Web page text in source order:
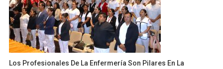
Los Profesionales De La Enfermería Son Pilares En La